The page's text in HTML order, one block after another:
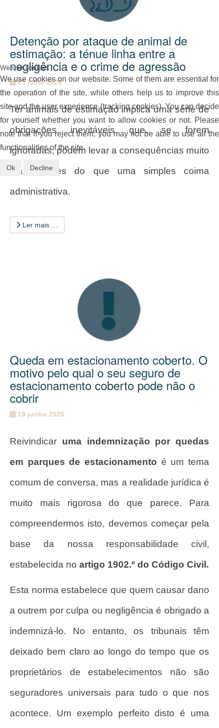
Detenção por ataque de animal de
estimação: a ténue linha entre a
negligência e o crime de agressão
03 julho 2026
Ter animais de estimação implica uma série de
obrigações inevitáveis que, se forem
ignoradas, podem levar a consequências muito
mais graves do que uma simples coima
administrativa.
Ler mais …
Queda em estacionamento coberto. O
motivo pelo qual o seu seguro de
estacionamento coberto pode não o
cobrir
19 junho 2026
Reivindicar uma indemnização por quedas
em parques de estacionamento é um tema
comum de conversa, mas a realidade jurídica é
muito mais rigorosa do que parece. Para
compreendermos isto, devemos começar pela
base da nossa responsabilidade civil,
estabelecida no artigo 1902.º do Código Civil.
Esta norma estabelece que quem causar dano
a outrem por culpa ou negligência é obrigado a
indemnizá-lo. No entanto, os tribunais têm
deixado bem claro ao longo do tempo que os
proprietários de estabelecimentos não são
seguradores universais para tudo o que nos
acontece. Um exemplo perfeito disto é uma
We use cookies
We use cookies on our website. Some of them are essential for
the operation of the site, while others help us to improve this
site and the user experience (tracking cookies). You can decide
for yourself whether you want to allow cookies or not. Please
note that if you reject them, you may not be able to use all the
functionalities of the site.
Ok Decline